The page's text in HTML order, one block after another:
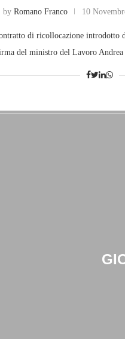
byRomano Franco 10
di ricollocazione introdotto
del ministro del Lavoro Andrea